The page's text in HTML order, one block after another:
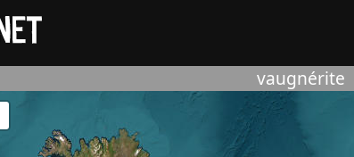
vaugnérite